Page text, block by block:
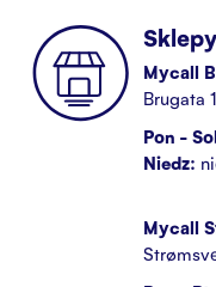
Mycall
Brugata
Pon -
Niedz:
Mycall